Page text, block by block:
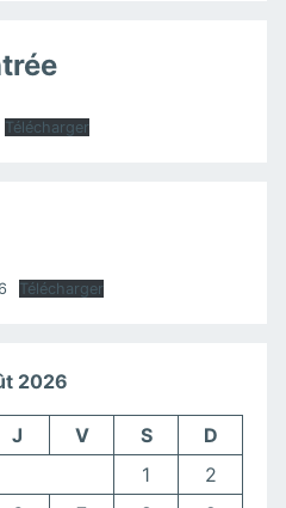
Télécharger
Télécharger
2026
J V S
D
1
2